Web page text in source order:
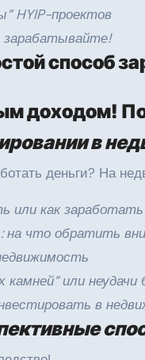
HYIP-проектов
зарабатывайте!
способ
доходом!
в
деньги? На
или как заработать
на что обратить
камней” или
в